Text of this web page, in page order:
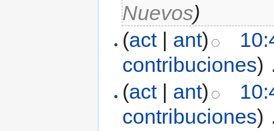
Nuevos)
(act| ant)
contribuciones)
(act| ant)
contribuciones)